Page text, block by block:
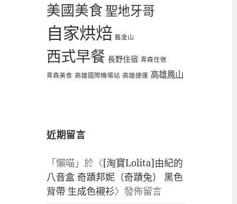
美國美食 聖地牙哥
自家烘焙 舊金山
西式早餐 長野住宿 青森住宿
青森美食 高雄國際機場站 高雄捷運 高雄鳳山
近期留言
「懶喵」於〈[淘寶Lolita]由紀的
八音盒 奇蹟邦妮（奇蹟兔） 黑色
背帶 生成色襯衫〉發佈留言